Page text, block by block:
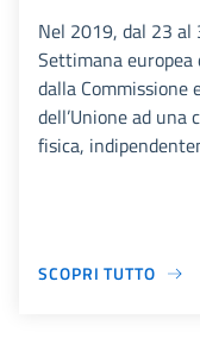
Nel 2019, dal 23
Settimana
dalla
dell’Unione ad
fisica,
SCOPRI TUTTO